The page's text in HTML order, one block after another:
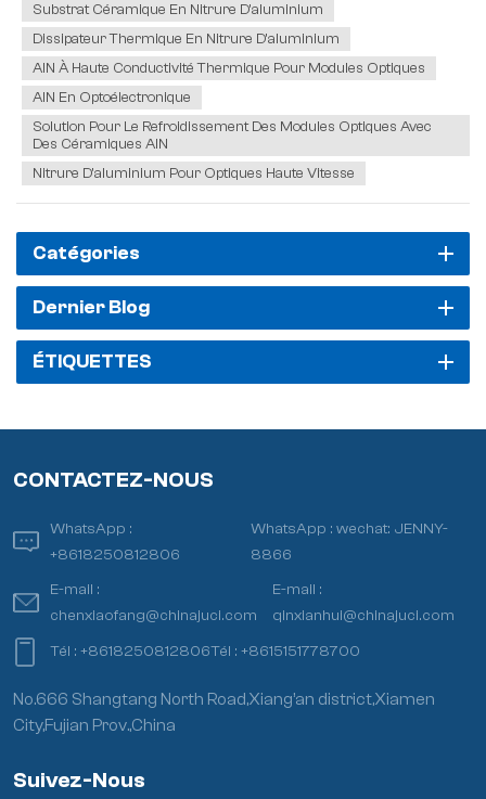
Substrat Céramique En Nitrure D'aluminium
Dissipateur Thermique En Nitrure D'aluminium
AlN À Haute Conductivité Thermique Pour Modules Optiques
AlN En Optoélectronique
Solution Pour Le Refroidissement Des Modules Optiques Avec
Des Céramiques AlN
Nitrure D'aluminium Pour Optiques Haute Vitesse
Catégories
Dernier Blog
ÉTIQUETTES
CONTACTEZ-NOUS
WhatsApp :
+8618250812806
WhatsApp :wechat: JENNY-
8866
E-mail :
chenxiaofang@chinajuci.com
E-mail :
qinxianhui@chinajuci.com
Tél :+8618250812806Tél :+8615151778700
No.666 Shangtang North Road,Xiang’an district,Xiamen
City,Fujian Prov.,China
Suivez-Nous